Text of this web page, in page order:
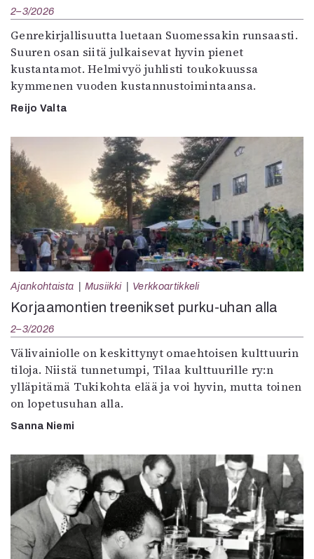
2–3/2026
Genrekirjallisuutta luetaan Suomessakin runsaasti.
Suuren osan siitä julkaisevat hyvin pienet
kustantamot. Helmivyö juhlisti toukokuussa
kymmenen vuoden kustannustoimintaansa.
Reijo Valta
Ajankohtaista Musiikki Verkkoartikkeli
Korjaamontien treenikset purku-uhan alla
2–3/2026
Välivainiolle on keskittynyt omaehtoisen kulttuurin
tiloja. Niistä tunnetumpi, Tilaa kulttuurille ry:n
ylläpitämä Tukikohta elää ja voi hyvin, mutta toinen
on lopetusuhan alla.
Sanna Niemi